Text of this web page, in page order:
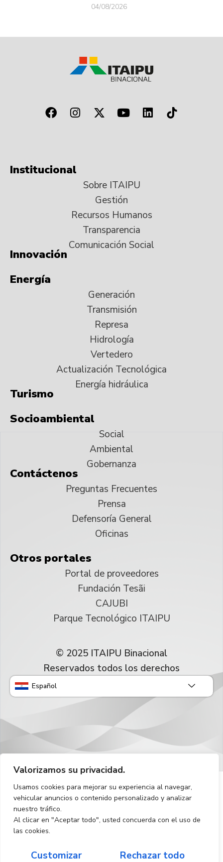
Valorizamos su privacidad.
Usamos cookies para mejorar su experiencia al navegar,
vehicular anuncios o contenido personalizado y analizar
nuestro tráfico.
Al clicar en "Aceptar todo", usted concuerda con el uso de
las cookies.
Customizar Rechazar todo
04/08/2026
Institucional
Sobre ITAIPU
Gestión
Recursos Humanos
Transparencia
Comunicación Social
Innovación
Energía
Generación
Transmisión
Represa
Hidrología
Vertedero
Actualización Tecnológica
Energía hidráulica
Turismo
Socioambiental
Social
Ambiental
Gobernanza
Contáctenos
Preguntas Frecuentes
Prensa
Defensoría General
Oficinas
Otros portales
Portal de proveedores
Fundación Tesãi
CAJUBI
Parque Tecnológico ITAIPU
© 2025 ITAIPU Binacional
Reservados todos los derechos
Español